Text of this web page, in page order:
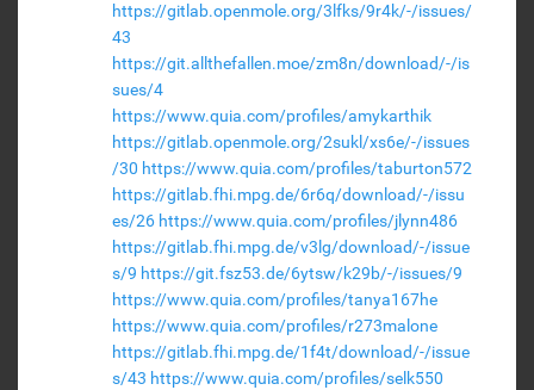
https://gitlab.openmole.org/3lfks/9r4k/-/issues/
43
https://git.allthefallen.moe/zm8n/download/-/is
sues/4
https://www.quia.com/profiles/amykarthik
https://gitlab.openmole.org/2sukl/xs6e/-/issues
/30 https://www.quia.com/profiles/taburton572
https://gitlab.fhi.mpg.de/6r6q/download/-/issu
es/26 https://www.quia.com/profiles/jlynn486
https://gitlab.fhi.mpg.de/v3lg/download/-/issue
s/9 https://git.fsz53.de/6ytsw/k29b/-/issues/9
https://www.quia.com/profiles/tanya167he
https://www.quia.com/profiles/r273malone
https://gitlab.fhi.mpg.de/1f4t/download/-/issue
s/43 https://www.quia.com/profiles/selk550